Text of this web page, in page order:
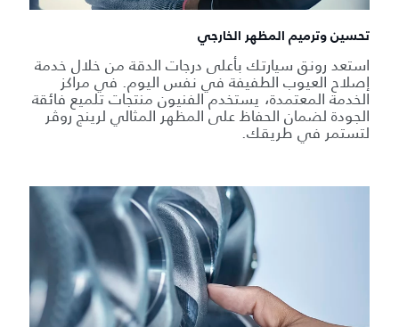
تحسين وترميم المظهر الخارجي
استعد رونق سيارتك بأعلى درجات الدقة من خلال خدمة
إصلاح العيوب الطفيفة في نفس اليوم. في مراكز
الخدمة المعتمدة، يستخدم الفنيون منتجات تلميع فائقة
الجودة لضمان الحفاظ على المظهر المثالي لرينج روڤر
لتستمر في طريقك.